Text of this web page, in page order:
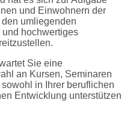
und Einwohnern der
umliegenden
hochwertiges
Sie eine
an Kursen, Seminaren
in Ihrer beruflichen
Entwicklung unterstützen